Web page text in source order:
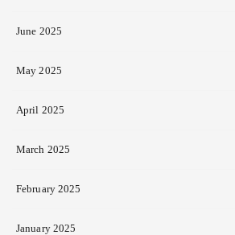
June 2025
May 2025
April 2025
March 2025
February 2025
January 2025